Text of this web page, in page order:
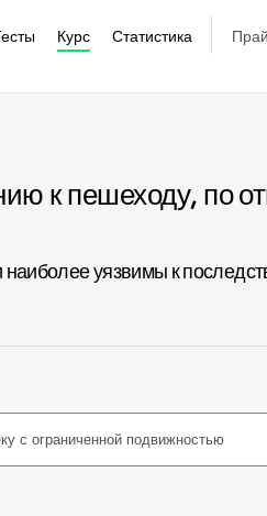
Курс Статистика
к пешеходу, по
уязвимы к